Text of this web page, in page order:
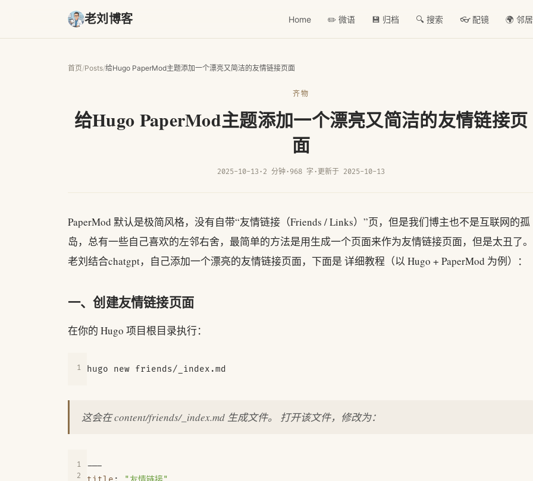
老刘博客 Home ✏️ 微语 💾 归档 🔍 搜索 👓 配镜 🌍 邻居
首页/Posts/给Hugo PaperMod主题添加一个漂亮又简洁的友情链接页面
齐物
给Hugo PaperMod主题添加一个漂亮又简洁的友情链接页
面
2025-10-13 · 2 分钟· 968 字 · 更新于 2025-10-13
PaperMod 默认是极简风格，没有自带“友情链接（Friends / Links）”页，但是我们博主也不是互联网的孤
岛，总有一些自己喜欢的左邻右舍，最简单的方法是用生成一个页面来作为友情链接页面，但是太丑了。
老刘结合chatgpt，自己添加一个漂亮的友情链接页面，下面是 详细教程（以 Hugo + PaperMod 为例）：
一、创建友情链接页面
在你的 Hugo 项目根目录执行：
这会在 content/friends/_index.md 生成文件。 打开该文件，修改为：
---